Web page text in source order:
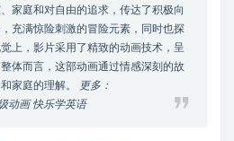
家庭和对自由的追求，传达了积极向
充满惊险刺激的冒险元素，同时也探
上，影片采用了精致的动画技术，呈
体而言，这部动画通过情感深刻的故
家庭的理解。
更多：
动画 快乐学英语